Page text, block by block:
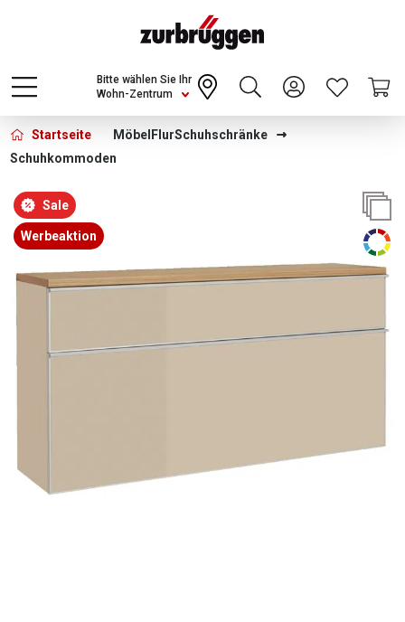
Choose a different country or region to see
content for your location and shop online
CONTINUE
Wohn-Zentrum
Bitte wählen Sie Ihr
Startseite Möbel FlurSchuhschränke
Schuhkommoden
Bildergalerie überspringen
Sale
Werbeaktion